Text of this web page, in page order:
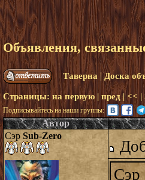
Объявления,
Таверна |Доска
Страницы: на первую | пред|<< |
Подписывайтесь на наши группы:
Автор
Сэр Sub-Zero
Сэр